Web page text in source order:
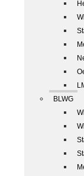
BLWG